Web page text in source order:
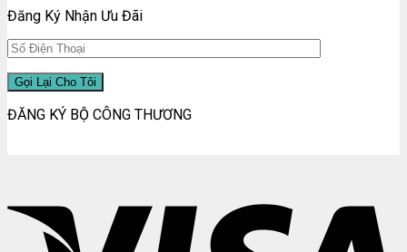
Đăng Ký Nhận Ưu Đãi
ĐĂNG KÝ BỘ CÔNG THƯƠNG